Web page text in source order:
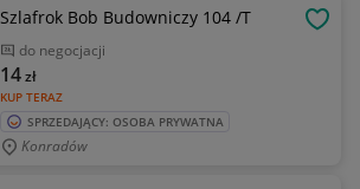
Szlafrok Bob Budowniczy 104 /T
do negocjacji
KUP TERAZ
14zł
SPRZEDAJĄCY: OSOBA PRYWATNA
Konradów